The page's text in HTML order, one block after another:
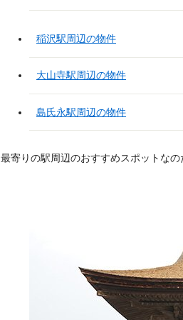
稲沢駅周辺の物件
大山寺駅周辺の物件
島氏永駅周辺の物件
最寄りの駅周辺のおすすめスポットなの